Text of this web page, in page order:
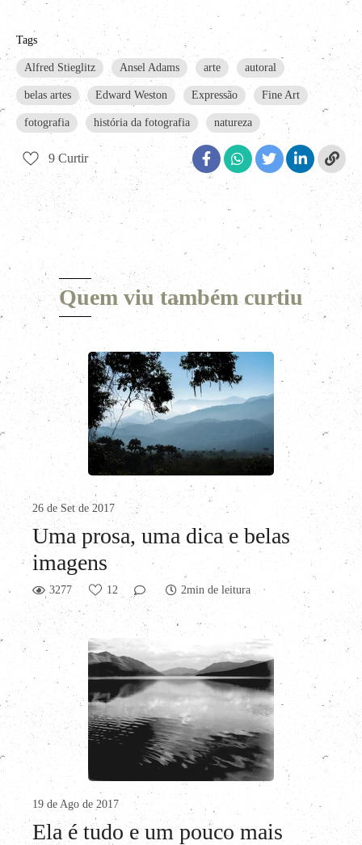
Tags
Alfred Stieglitz Ansel Adams arte autoral
belas artes Edward Weston Expressão Fine Art
fotografia história da fotografia natureza
9 Curtir
Quem viu também curtiu
26 de Set de 2017
Uma prosa, uma dica e belas
imagens
3277 12 2min de leitura
19 de Ago de 2017
Ela é tudo e um pouco mais